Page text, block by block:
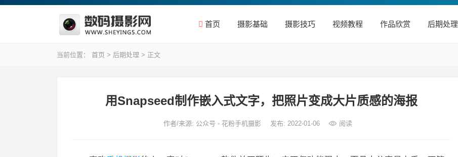
首页 摄影基础 摄影技巧 视频教程 作品欣赏 后期处理
当前位置： 首页 > 后期处理 > 正文
用Snapseed制作嵌入式文字，把照片变成大片质感的海报
作者/来源: 公众号 - 花粉手机摄影 发布: 2022-01-06 阅读